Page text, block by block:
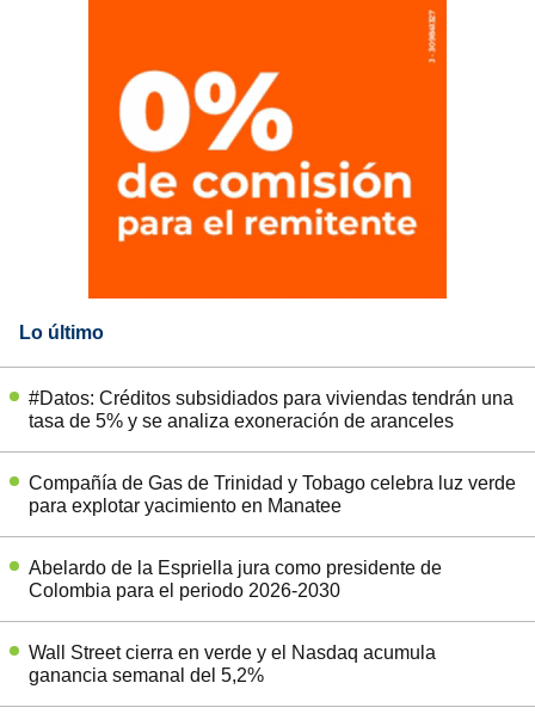
Lo último
#Datos: Créditos subsidiados para viviendas tendrán una
tasa de 5% y se analiza exoneración de aranceles
Compañía de Gas de Trinidad y Tobago celebra luz verde
para explotar yacimiento en Manatee
Abelardo de la Espriella jura como presidente de
Colombia para el periodo 2026-2030
Wall Street cierra en verde y el Nasdaq acumula
ganancia semanal del 5,2%